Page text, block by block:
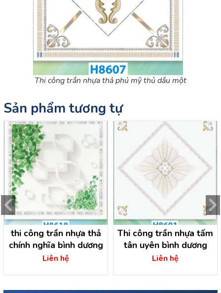
Thi công trần nhựa thả phú mỹ thủ dầu một
Sản phẩm tương tự
thi công trần nhựa thả
chính nghĩa bình dương
Liên hệ
Thi công trần nhựa tấm
tân uyên bình dương
Liên hệ